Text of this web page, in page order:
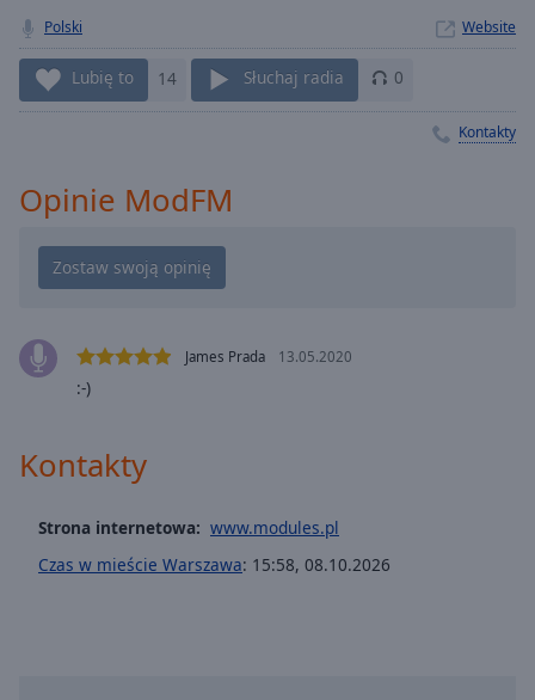
live LIVE
Remaining
Time-
Playback
Rate
Chapters
Chapters
Descriptions
descriptions
subtitles
settings,
Polski Website
Lubię to 14 Słuchaj radia 0
Kontakty
Opinie ModFM
James Prada 13.05.2020
:-)
Kontakty
Strona internetowa: www.modules.pl
Czas w mieście Warszawa: 15:58, 08.10.2026